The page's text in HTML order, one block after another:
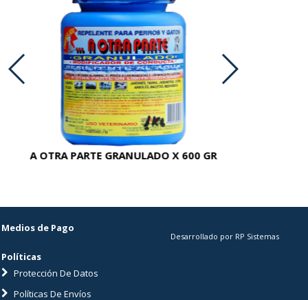
A OTRA PARTE GRANULADO X 600 GR
Medios de Pago
Políticas
Protección De Datos
Políticas De Envíos
Desarrollado por RP Sistemas